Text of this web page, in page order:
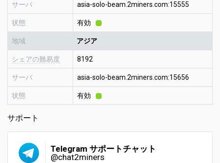
サーバ asia-solo-beam.2miners.com:15555
状態 有効
地域 アジア
シェアの難易度 8192
サーバ asia-solo-beam.2miners.com:15656
状態 有効
サポート
Telegram サポートチャット
@chat2miners